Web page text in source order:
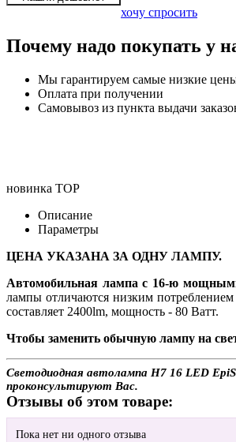
хочу спросить
Почему надо покупать у
Мы гарантируем самые низкие
Оплата при получении
Самовывоз из пункта выдачи
новинка TOP
Описание
Параметры
ЦЕНА УКАЗАНА ЗА ОДНУ ЛАМПУ.
Автомобильная лампа с 16-ю
лампы отличаются низким
составляет 2400lm, мощность - 80 Ватт.
Чтобы заменить обычную лампу на
Светодиодная автолампа H7 16 LED
проконсультируют Вас.
Отзывы об этом товаре:
Пока нет ни одного отзыва